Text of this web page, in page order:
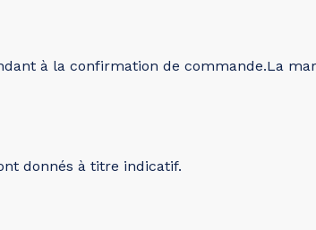
à la confirmation de commande.La
donnés à titre indicatif.